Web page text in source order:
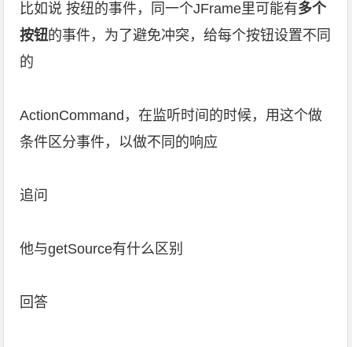
比如说 按纽的事件，同一个JFrame里可能有多个
按钮的事件，为了避免冲突，给每个按钮设置不同
的
ActionCommand，在监听时间的时候，用这个做
条件区分事件，以做不同的响应
追问
他与getSource有什么区别
回答